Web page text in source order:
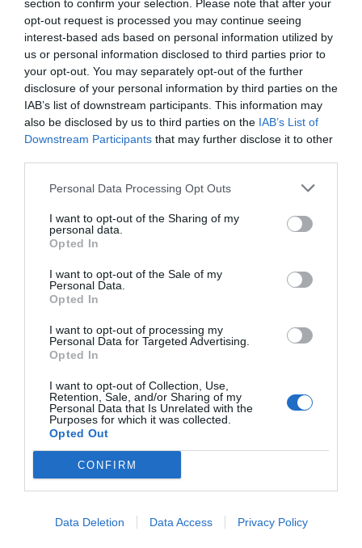
section to confirm your selection. Please note that after your
opt-out request is processed you may continue seeing
interest-based ads based on personal information utilized by
us or personal information disclosed to third parties prior to
your opt-out. You may separately opt-out of the further
disclosure of your personal information by third parties on the
IAB’s list of downstream participants. This information may
also be disclosed by us to third parties on the IAB’s List of
Downstream Participants that may further disclose it to other
Personal Data Processing Opt Outs
I want to opt-out of the Sharing of my
personal data.
Opted In
I want to opt-out of the Sale of my
Personal Data.
Opted In
I want to opt-out of processing my
Personal Data for Targeted Advertising.
Opted In
I want to opt-out of Collection, Use,
Retention, Sale, and/or Sharing of my
Personal Data that Is Unrelated with the
Purposes for which it was collected.
Opted Out
CONFIRM
Data Deletion Data Access Privacy Policy
desmontar la falsificación, es un trabajo
cristiano"
por Hispanidad
Artículos anteriores
DIARIO DE LA CORRUPCIÓN SANCHISTA
Diario de la corrupción sanchista. Hazte
Oír se manifiesta delante de La Mareta:
“Pedro Sánchez es un criminal”
por Redacción
Artículos anteriores
Enormes minucias
por Eulogio López